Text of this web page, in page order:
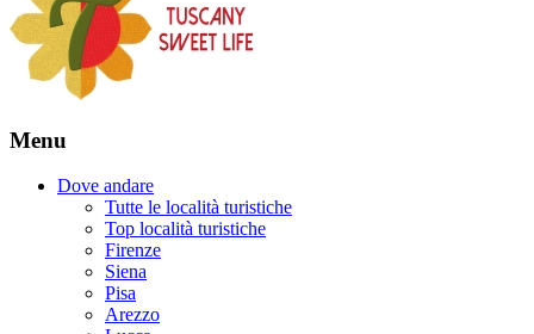
Menu
Dove andare
Tutte le località turistiche
Top località turistiche
Firenze
Siena
Pisa
Arezzo